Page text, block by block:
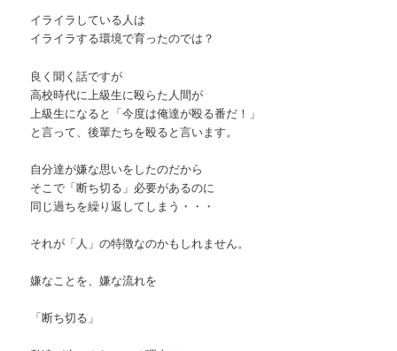
イライラしている人は
イライラする環境で育ったのでは？
良く聞く話ですが
高校時代に上級生に殴らた人間が
上級生になると「今度は俺達が殴る番だ！」
と言って、後輩たちを殴ると言います。
自分達が嫌な思いをしたのだから
そこで「断ち切る」必要があるのに
同じ過ちを繰り返してしまう・・・
それが「人」の特徴なのかもしれません。
嫌なことを、嫌な流れを
「断ち切る」